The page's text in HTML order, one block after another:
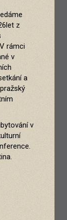
z
rámci
v
a
v